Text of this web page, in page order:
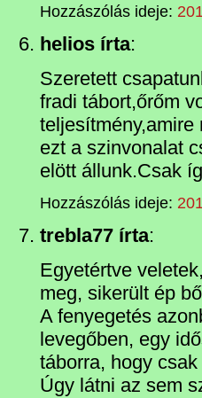
Hozzászólás ideje:
helios írta:
Szeretett
fradi tábort,őrőm
teljesítmény,amire
ezt a szinvonalat
elött állunk.Csak
Hozzászólás ideje:
trebla77 írta:
Egyetértve
meg, sikerült ép
A fenyegetés
levegőben, egy
táborra, hogy
Úgy látni az sem